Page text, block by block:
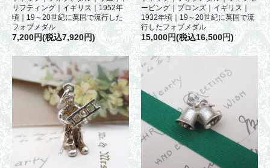
リフティング｜イギリス｜1952年
頃｜19～20世紀に英国で流行した
フォブメダル
7,200円(税込7,920円)
ービング｜ブロンズ｜イギリス｜
1932年頃｜19～20世紀に英国で流
行したフォブメダル
15,000円(税込16,500円)